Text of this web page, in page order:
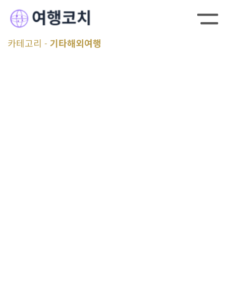
카테고리 기타해외여행